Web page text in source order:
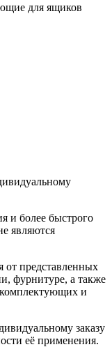
для ящиков
и более быстрого
являются
от представленных
фурнитуре, а также
и
заказу
её применения.